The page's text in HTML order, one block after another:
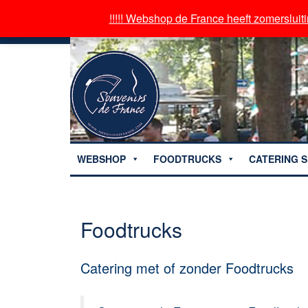
WEBSHOP FOODTRUCKS CATERING
Foodtrucks
Catering met of zonder Foodtrucks
!!!!! Webshop de France heeft
!!!!! Webshop de France heeft